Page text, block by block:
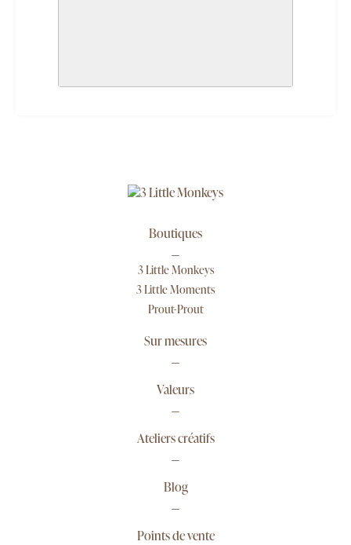
Boutiques
3 Little Monkeys
3 Little Moments
Prout-Prout
Sur mesures
Valeurs
Ateliers créatifs
Blog
Points de vente